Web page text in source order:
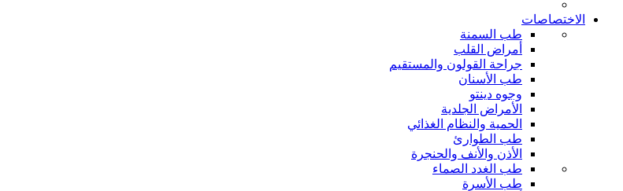
الاختصاصات
طب السمنة
أمراض القلب
جراحة القولون والمستقيم
طب الأسنان
وجوه دينتو
الأمراض الجلدية
الحمية والنظام الغذائي
طب الطوارئ
الأذن والأنف والحنجرة
طب الغدد الصماء
طب الأسرة